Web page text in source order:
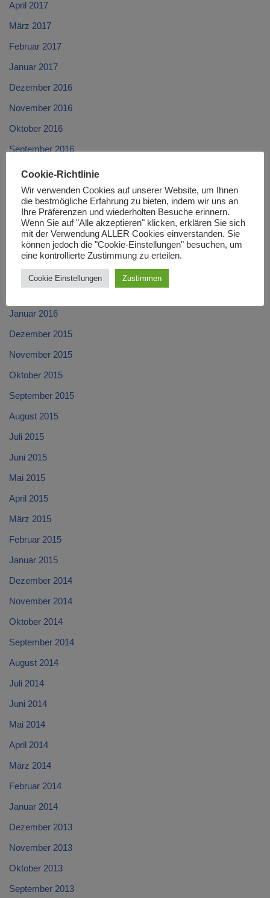
April 2017
März 2017
Februar 2017
Januar 2017
Dezember 2016
November 2016
Oktober 2016
September 2016
August 2016
Juli 2016
Juni 2016
Mai 2016
April 2016
März 2016
Januar 2016
Dezember 2015
November 2015
Oktober 2015
September 2015
August 2015
Juli 2015
Juni 2015
Mai 2015
April 2015
März 2015
Februar 2015
Januar 2015
Dezember 2014
November 2014
Oktober 2014
September 2014
August 2014
Juli 2014
Juni 2014
Mai 2014
April 2014
März 2014
Februar 2014
Januar 2014
Dezember 2013
November 2013
Oktober 2013
September 2013
Cookie-Richtlinie
Wir verwenden Cookies auf unserer Website, um Ihnen
die bestmögliche Erfahrung zu bieten, indem wir uns an
Ihre Präferenzen und wiederholten Besuche erinnern.
Wenn Sie auf "Alle akzeptieren" klicken, erklären Sie sich
mit der Verwendung ALLER Cookies einverstanden. Sie
können jedoch die "Cookie-Einstellungen" besuchen, um
eine kontrollierte Zustimmung zu erteilen.
Cookie Einstellungen Zustimmen